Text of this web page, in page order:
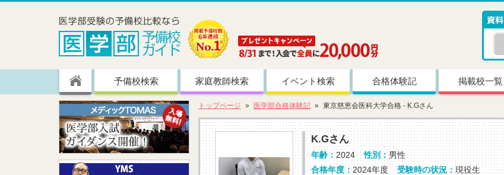
予備校検索 家庭教師検索 イベント検索 合格体験記 掲載校一覧
トップページ 医学部合格体験記 東京慈恵会医科大学合格 - K.Gさん
K.Gさん
年齢： 2024 性別：男性
合格年度：2024年度 受験時の状況： 現役生